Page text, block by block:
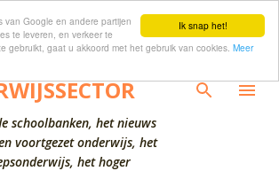
Ik snap het!
van Google en andere partijen
te leveren, en verkeer te
gebruikt, gaat u akkoord met het gebruik van cookies. Meer
naar hoofdcontent
schoolbanken, het nieuws
voortgezet onderwijs, het
het hoger